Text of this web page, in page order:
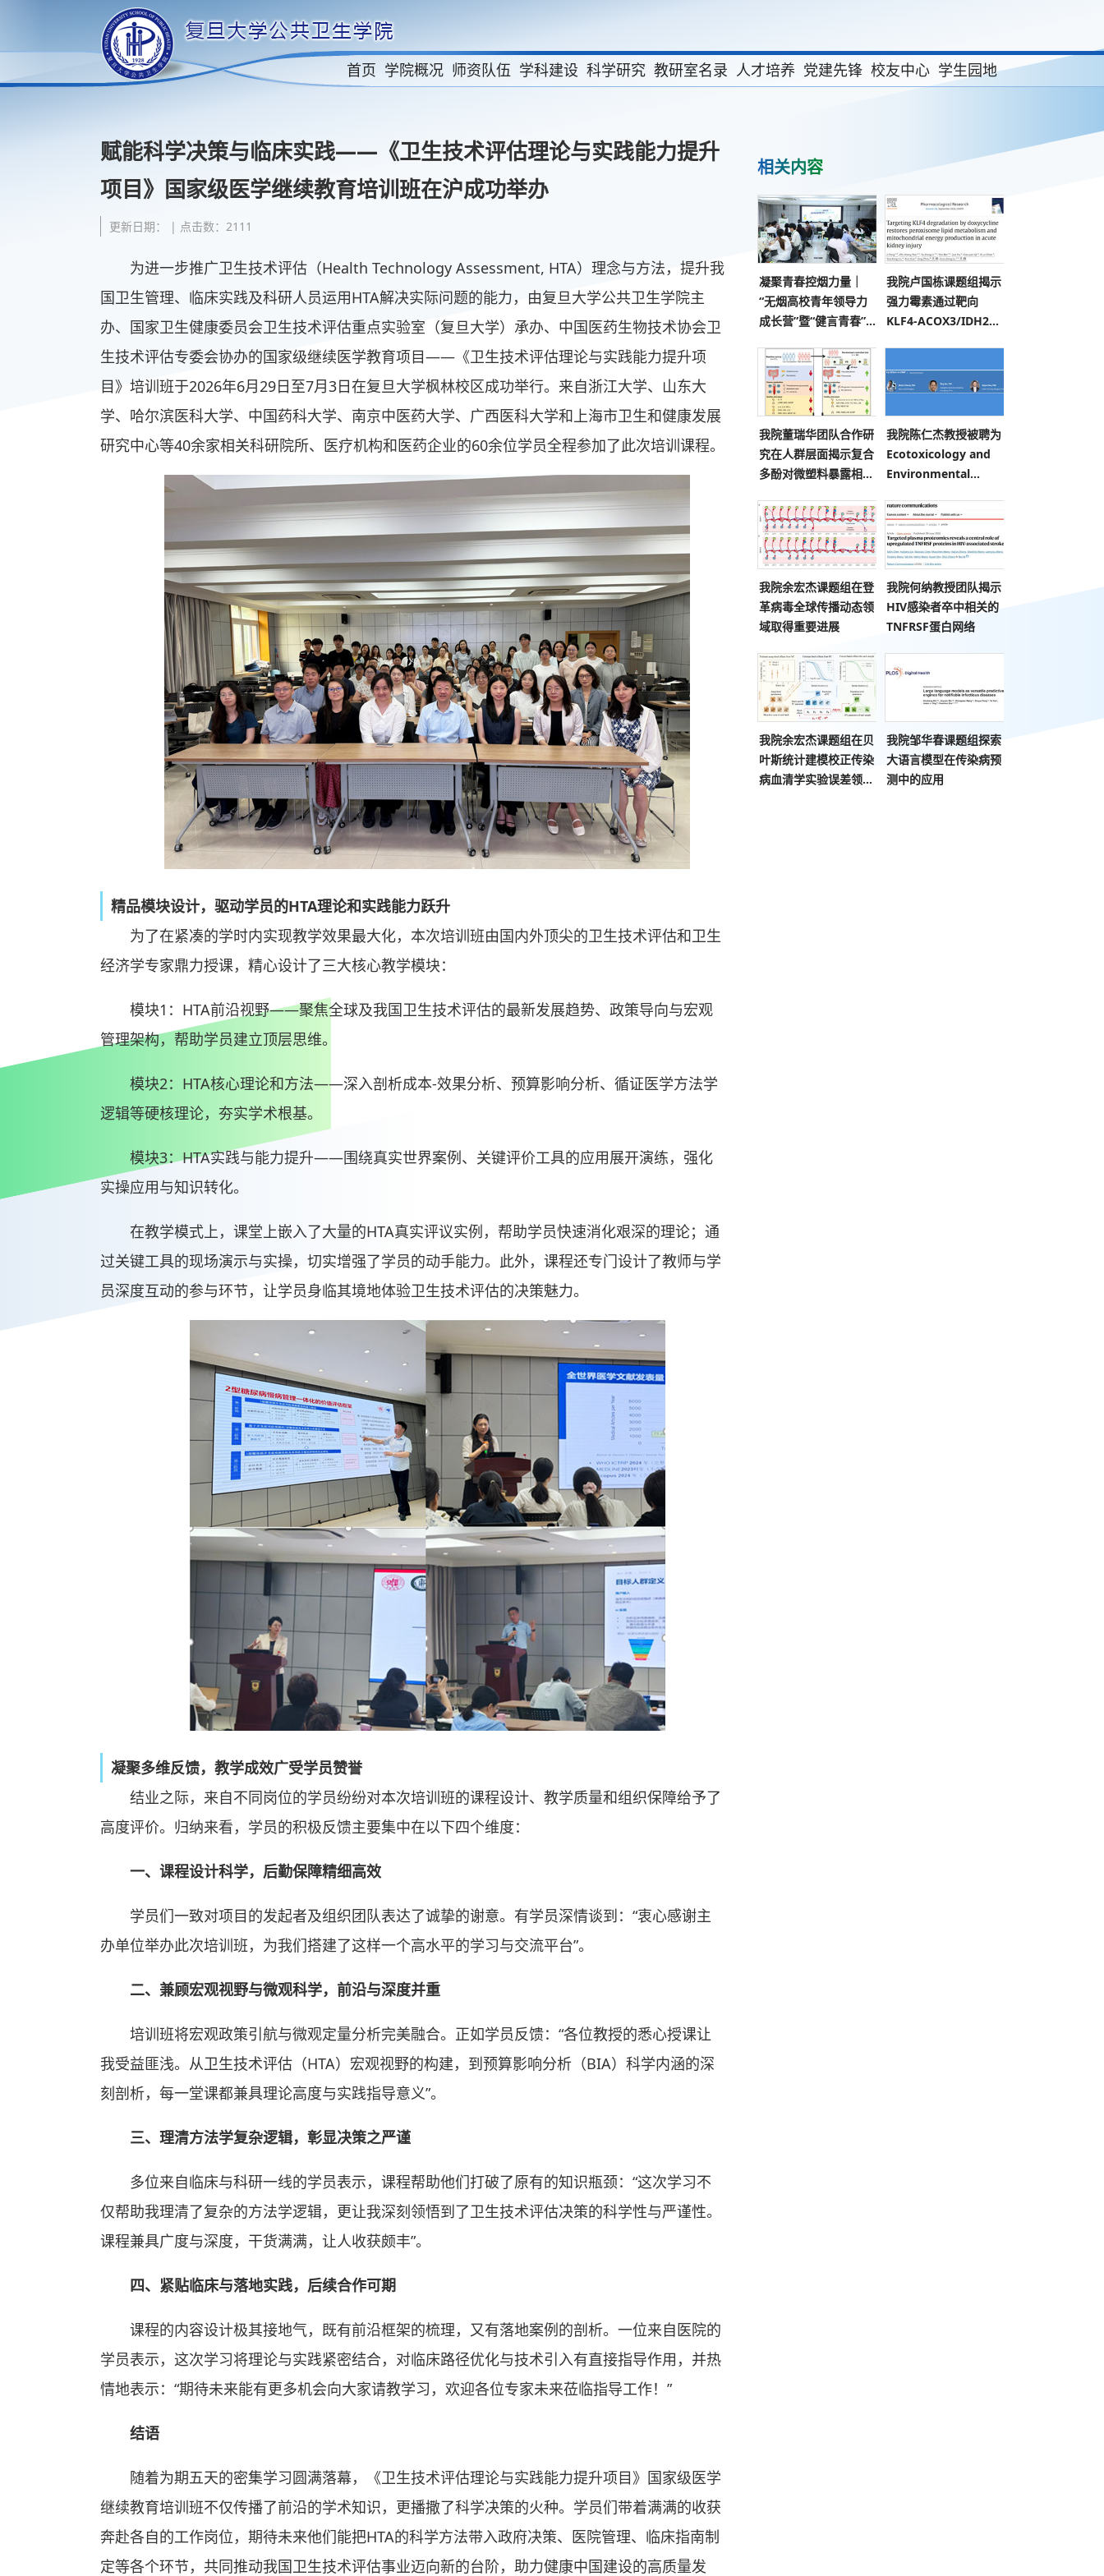
首页 学院概况 师资队伍 学科建设 科学研究 教研室名录 人才培养 党建先锋 校友中心 学生园地
赋能科学决策与临床实践——《卫生技术评估理论与实践能力提升
项目》国家级医学继续教育培训班在沪成功举办
更新日期： | 点击数：2111
为进一步推广卫生技术评估（Health Technology Assessment, HTA）理念与方法，提升我
国卫生管理、临床实践及科研人员运用HTA解决实际问题的能力，由复旦大学公共卫生学院主
办、国家卫生健康委员会卫生技术评估重点实验室（复旦大学）承办、中国医药生物技术协会卫
生技术评估专委会协办的国家级继续医学教育项目——《卫生技术评估理论与实践能力提升项
目》培训班于2026年6月29日至7月3日在复旦大学枫林校区成功举行。来自浙江大学、山东大
学、哈尔滨医科大学、中国药科大学、南京中医药大学、广西医科大学和上海市卫生和健康发展
研究中心等40余家相关科研院所、医疗机构和医药企业的60余位学员全程参加了此次培训课程。
精品模块设计，驱动学员的HTA理论和实践能力跃升
为了在紧凑的学时内实现教学效果最大化，本次培训班由国内外顶尖的卫生技术评估和卫生
经济学专家鼎力授课，精心设计了三大核心教学模块：
模块1：HTA前沿视野——聚焦全球及我国卫生技术评估的最新发展趋势、政策导向与宏观
管理架构，帮助学员建立顶层思维。
模块2：HTA核心理论和方法——深入剖析成本-效果分析、预算影响分析、循证医学方法学
逻辑等硬核理论，夯实学术根基。
模块3：HTA实践与能力提升——围绕真实世界案例、关键评价工具的应用展开演练，强化
实操应用与知识转化。
在教学模式上，课堂上嵌入了大量的HTA真实评议实例，帮助学员快速消化艰深的理论；通
过关键工具的现场演示与实操，切实增强了学员的动手能力。此外，课程还专门设计了教师与学
员深度互动的参与环节，让学员身临其境地体验卫生技术评估的决策魅力。
凝聚多维反馈，教学成效广受学员赞誉
结业之际，来自不同岗位的学员纷纷对本次培训班的课程设计、教学质量和组织保障给予了
高度评价。归纳来看，学员的积极反馈主要集中在以下四个维度：
一、课程设计科学，后勤保障精细高效
学员们一致对项目的发起者及组织团队表达了诚挚的谢意。有学员深情谈到：“衷心感谢主
办单位举办此次培训班，为我们搭建了这样一个高水平的学习与交流平台”。
二、兼顾宏观视野与微观科学，前沿与深度并重
培训班将宏观政策引航与微观定量分析完美融合。正如学员反馈：“各位教授的悉心授课让
我受益匪浅。从卫生技术评估（HTA）宏观视野的构建，到预算影响分析（BIA）科学内涵的深
刻剖析，每一堂课都兼具理论高度与实践指导意义”。
三、理清方法学复杂逻辑，彰显决策之严谨
多位来自临床与科研一线的学员表示，课程帮助他们打破了原有的知识瓶颈：“这次学习不
仅帮助我理清了复杂的方法学逻辑，更让我深刻领悟到了卫生技术评估决策的科学性与严谨性。
课程兼具广度与深度，干货满满，让人收获颇丰”。
四、紧贴临床与落地实践，后续合作可期
课程的内容设计极其接地气，既有前沿框架的梳理，又有落地案例的剖析。一位来自医院的
学员表示，这次学习将理论与实践紧密结合，对临床路径优化与技术引入有直接指导作用，并热
情地表示：“期待未来能有更多机会向大家请教学习，欢迎各位专家未来莅临指导工作！”
结语
随着为期五天的密集学习圆满落幕，《卫生技术评估理论与实践能力提升项目》国家级医学
继续教育培训班不仅传播了前沿的学术知识，更播撒了科学决策的火种。学员们带着满满的收获
奔赴各自的工作岗位，期待未来他们能把HTA的科学方法带入政府决策、医院管理、临床指南制
定等各个环节，共同推动我国卫生技术评估事业迈向新的台阶，助力健康中国建设的高质量发
相关内容
凝聚青春控烟力量｜
“无烟高校青年领导力
成长营”暨“健言青春”青
会顺利举办
我院卢国栋课题组揭示
强力霉素通过靶向
KLF4-ACOX3/IDH2代
我院董瑞华团队合作研
究在人群层面揭示复合
多酚对微塑料暴露相关
我院陈仁杰教授被聘为
Ecotoxicology and
Environmental
我院余宏杰课题组在登
革病毒全球传播动态领
域取得重要进展
我院何纳教授团队揭示
HIV感染者卒中相关的
TNFRSF蛋白网络
我院余宏杰课题组在贝
叶斯统计建模校正传染
病血清学实验误差领域
我院邹华春课题组探索
大语言模型在传染病预
测中的应用